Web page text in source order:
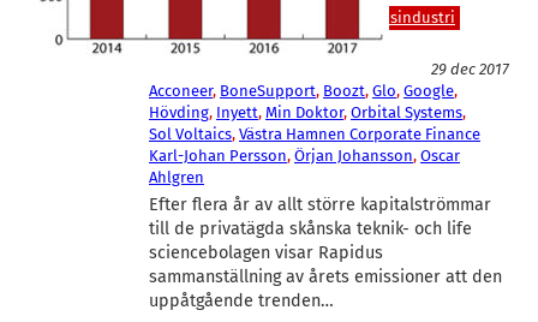
Teknik/Verkstadsindustri
Telekom
29 dec 2017
Acconeer, BoneSupport, Boozt, Glo, Google
Hövding, Inyett, Min Doktor, Orbital Systems
Sol Voltaics, Västra Hamnen Corporate Finance
Karl-Johan Persson, Örjan Johansson, Oscar
Ahlgren
Efter flera år av allt större kapitalströmmar
till de privatägda skånska teknik- och life
sciencebolagen visar Rapidus
sammanställning av årets emissioner att den
uppåtgående trenden…